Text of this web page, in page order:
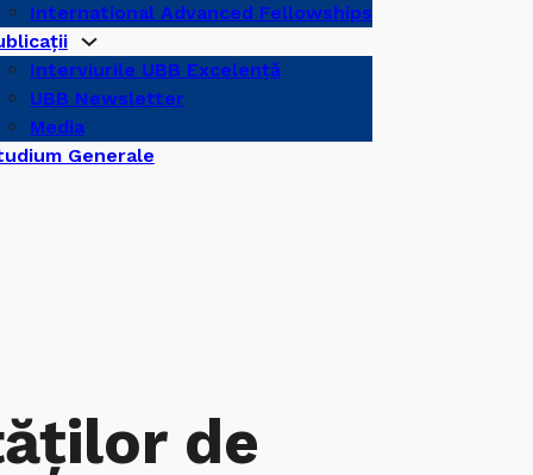
International Advanced Fellowships
Interviurile UBB Excelență
UBB Newsletter
Media
Generale
de